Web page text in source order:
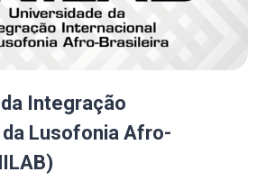
Integração
Lusofonia Afro-